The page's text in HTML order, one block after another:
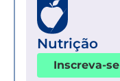
Nutrição
Inscreva-se